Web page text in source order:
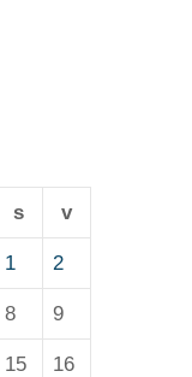
s v
1 2
8 9
15 16